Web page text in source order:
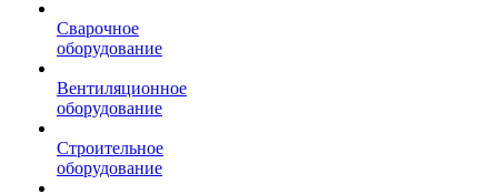
Сварочное
оборудование
Вентиляционное
оборудование
Строительное
оборудование